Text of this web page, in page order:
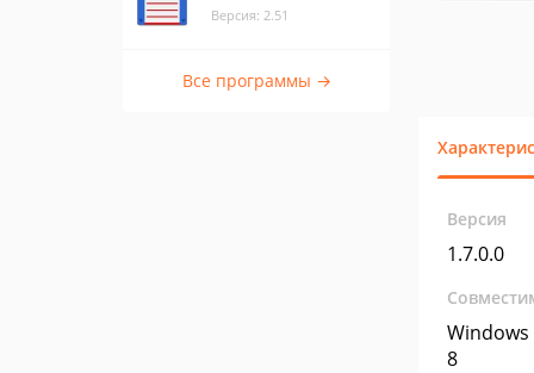
Версия: 2.51
Все программы →
Версия
1.7.0.0
Windows
8